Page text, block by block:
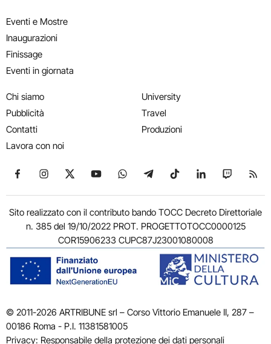
Eventi e Mostre
Inaugurazioni
Finissage
Eventi in giornata
Chi siamo
Pubblicità
Contatti
Lavora con noi
University
Travel
Produzioni
Seguici su Facebook
Seguici su Instagram
Seguici su X
Seguici su YouTube
Seguici su WhatsApp
Seguici su Telegram
Seguici su TikTok
Seguici su
Seguici
Sito realizzato con il contributo bando TOCC Decreto Direttoriale
n. 385 del 19/10/2022 PROT. PROGETTOTOCC0000125
COR15906233 CUPC87J23001080008
© 2011-2026 ARTRIBUNE srl – Corso Vittorio Emanuele II, 287 –
00186 Roma - P.I. 11381581005
Privacy: Responsabile della protezione dei dati personali